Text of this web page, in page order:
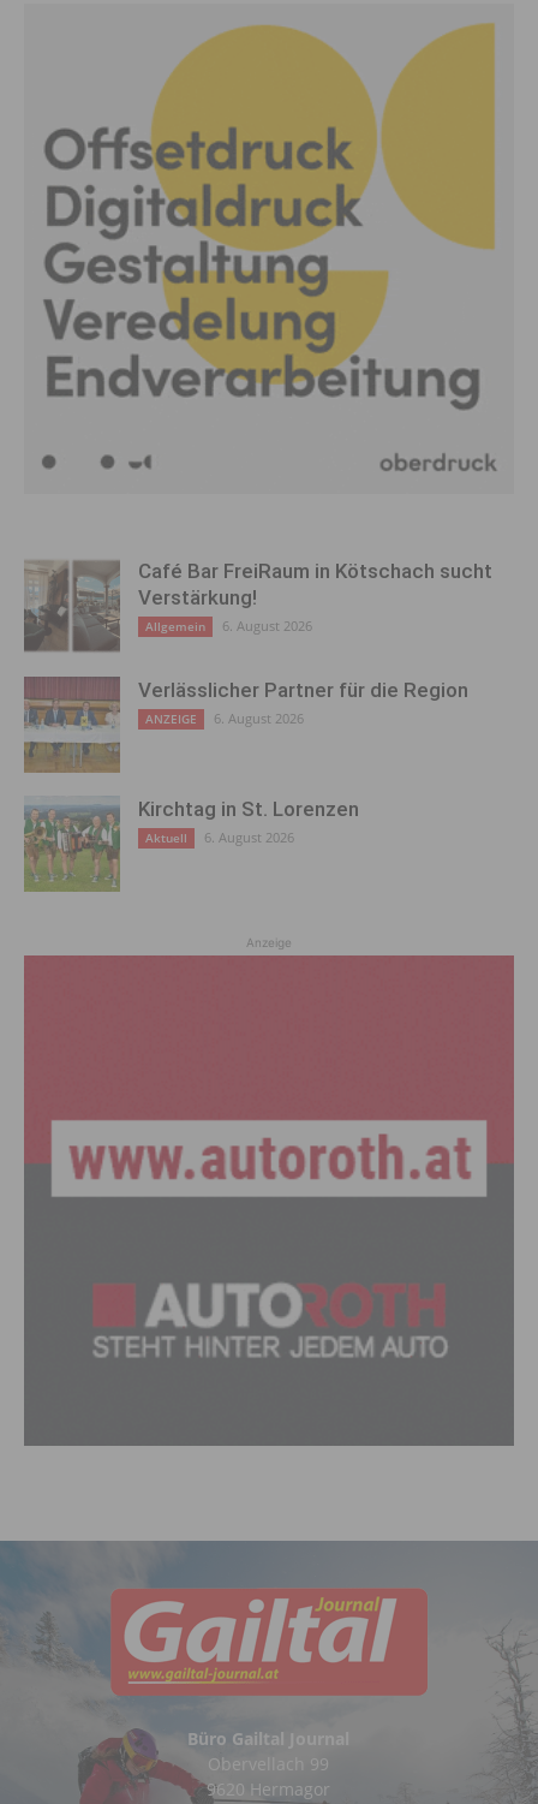
Café Bar FreiRaum in Kötschach sucht
Verstärkung!
Allgemein 6. August 2026
Verlässlicher Partner für die Region
ANZEIGE 6. August 2026
Kirchtag in St. Lorenzen
Aktuell 6. August 2026
Anzeige
Büro Gailtal Journal
Obervellach 99
9620 Hermagor